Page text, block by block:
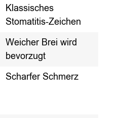
Klassisches
Stomatitis-Zeichen
Weicher Brei wird
bevorzugt
Scharfer Schmerz